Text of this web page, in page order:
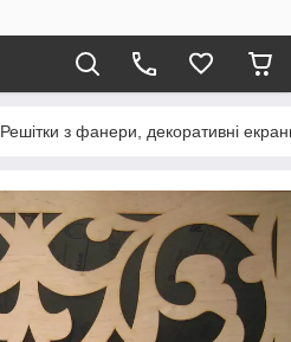
Решітки з фанери, декоративні